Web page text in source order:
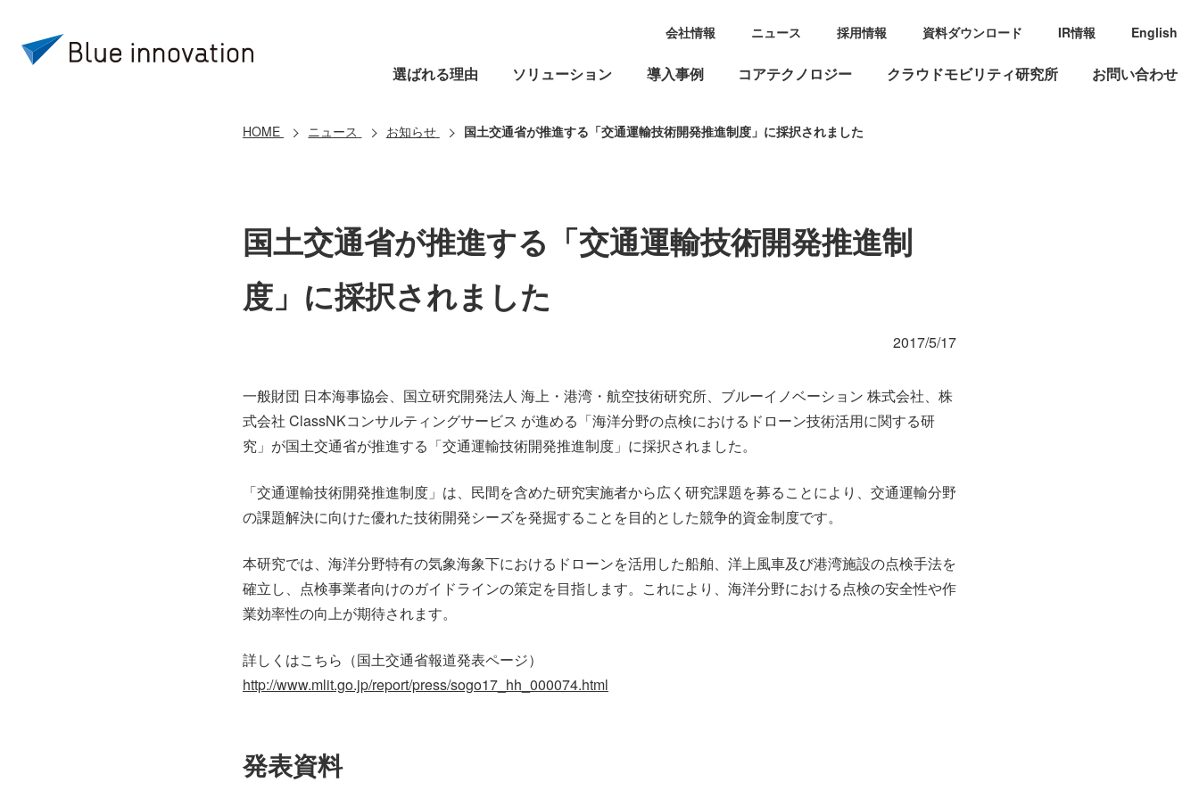
選ばれる理由 ソリューション 導入事例 コアテクノロジー クラウドモビリティ研究所 お問い合わせ
会社情報 ニュース 採用情報 資料ダウンロード IR情報 English
HOME ニュース お知らせ 国土交通省が推進する「交通運輸技術開発推進制度」に採択されました
国土交通省が推進する「交通運輸技術開発推進制
度」に採択されました
2017/5/17
一般財団 日本海事協会、国立研究開発法人 海上・港湾・航空技術研究所、ブルーイノベーション 株式会社、株
式会社 ClassNKコンサルティングサービス が進める「海洋分野の点検におけるドローン技術活用に関する研
究」が国土交通省が推進する「交通運輸技術開発推進制度」に採択されました。
「交通運輸技術開発推進制度」は、民間を含めた研究実施者から広く研究課題を募ることにより、交通運輸分野
の課題解決に向けた優れた技術開発シーズを発掘することを目的とした競争的資金制度です。
本研究では、海洋分野特有の気象海象下におけるドローンを活用した船舶、洋上風車及び港湾施設の点検手法を
確立し、点検事業者向けのガイドラインの策定を目指します。これにより、海洋分野における点検の安全性や作
業効率性の向上が期待されます。
詳しくはこちら（国土交通省報道発表ページ）
http://www.mlit.go.jp/report/press/sogo17_hh_000074.html
発表資料